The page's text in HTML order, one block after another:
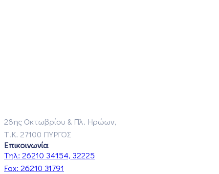
28ης Οκτωβρίου & Πλ. Ηρώων,
Τ.Κ. 27100 ΠΥΡΓΟΣ
Επικοινωνία
Τηλ: 26210 34154, 32225
Fax: 26210 31791